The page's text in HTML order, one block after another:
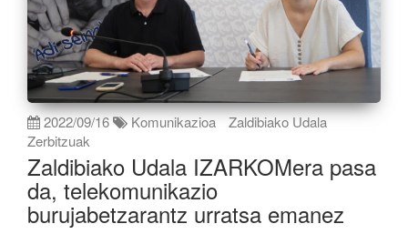
2022/09/16 Komunikazioa
Zaldibiako Udala
Zerbitzuak
Zaldibiako Udala IZARKOMera pasa
da, telekomunikazio
burujabetzarantz urratsa emanez